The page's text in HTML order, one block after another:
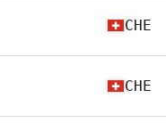
CHE
CHE